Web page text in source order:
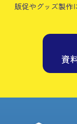
販促やグッズ製作
資